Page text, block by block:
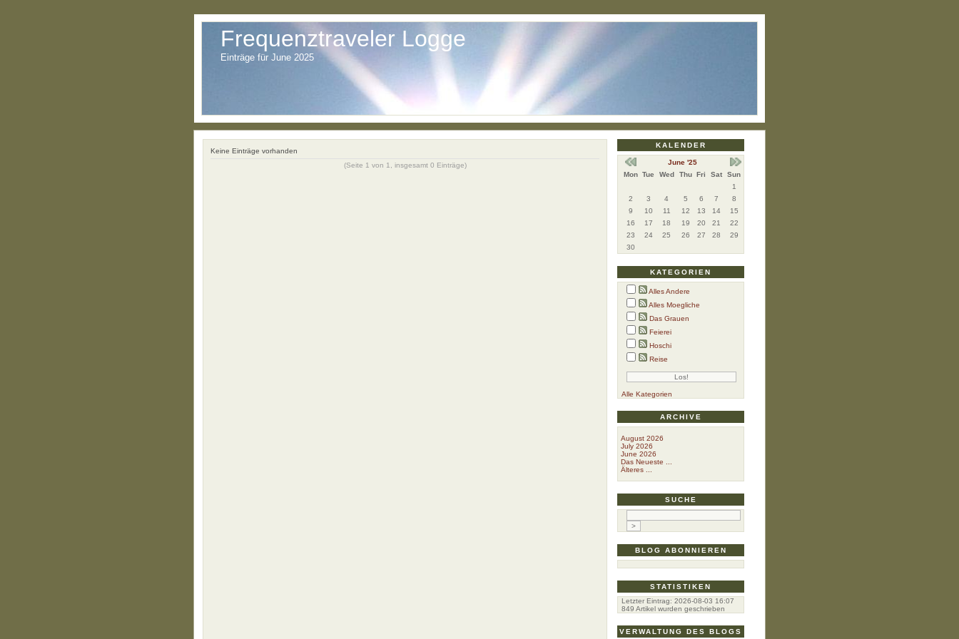
Frequenztraveler Logge
Einträge für June 2025
Keine Einträge vorhanden
(Seite 1 von 1, insgesamt 0 Einträge)
KALENDER
June '25
Mon Tue Wed Thu Fri Sat
Sun
1
2
3 4 5 6 7
8
9
10 11 12 13 14
15
16
17 18 19 20 21
22
23
24 25 26 27 28
29
30
KATEGORIEN
Alles Andere
Alles Moegliche
Das Grauen
Feierei
Hoschi
Reise
Alle Kategorien
ARCHIVE
August 2026
July 2026
June 2026
Das Neueste ...
Älteres ...
SUCHE
BLOG ABONNIEREN
STATISTIKEN
Letzter Eintrag: 2026-08-03 16:07
849 Artikel wurden geschrieben
VERWALTUNG DES BLOGS